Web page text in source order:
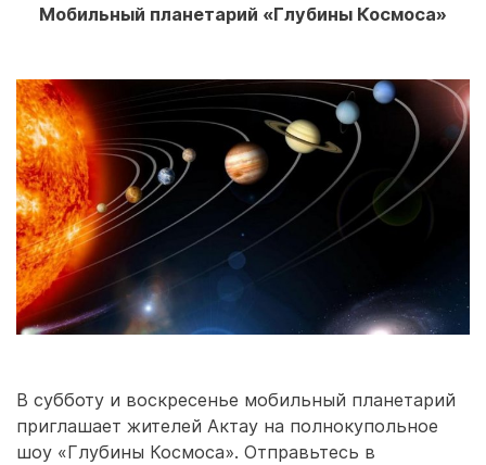
Мобильный планетарий «Глубины Космоса»
В субботу и воскресенье мобильный планетарий
приглашает жителей Актау на полнокупольное
шоу «Глубины Космоса». Отправьтесь в